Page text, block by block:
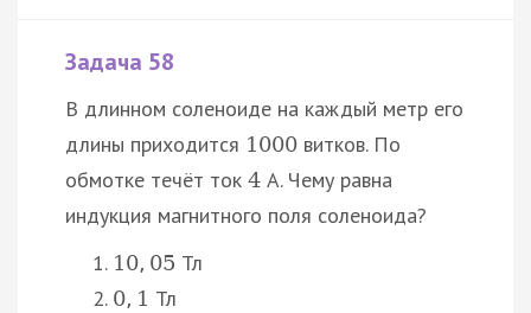
Задача 58
В длинном соленоиде на каждый метр его
длины приходится 1000 витков. По
обмотке течёт ток 4 А. Чему равна
индукция магнитного поля соленоида?
10, 05 Тл
0, 1 Тл